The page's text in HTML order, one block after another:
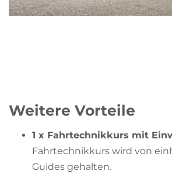
Weitere Vorteile
1 x Fahrtechnikkurs mit
Fahrtechnikkurs wird von
Guides gehalten.